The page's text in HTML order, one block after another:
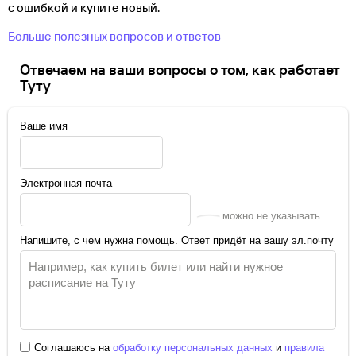
с ошибкой и купите новый.
Больше полезных вопросов и ответов
Отвечаем на ваши вопросы о том, как работает
Туту
Ваше имя
Электронная почта
можно не указывать
Напишите, с чем нужна помощь. Ответ придёт на вашу эл.почту
Соглашаюсь на обработку персональных данных и правила